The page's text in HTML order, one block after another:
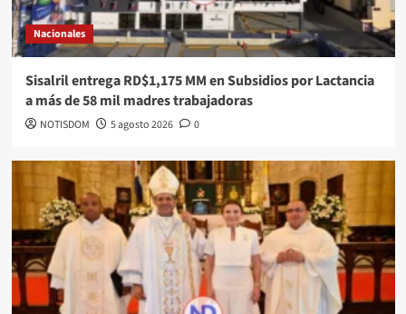
Nacionales
Sisalril entrega RD$1,175 MM en Subsidios por Lactancia
a más de 58 mil madres trabajadoras
NOTISDOM 5 agosto 2026 0